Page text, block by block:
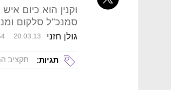
וקנין הוא כיום
סמנכ"ל סלקום
גולן חזני 20.03.13
תגיות: תקציב